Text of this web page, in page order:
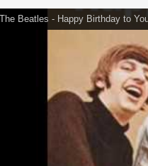
The Beatles - Happy Birthday to